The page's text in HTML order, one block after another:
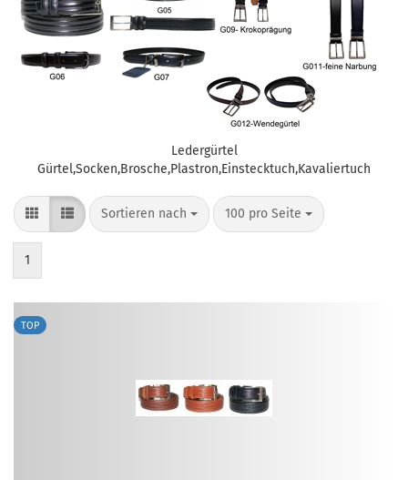
Ledergürtel
Gürtel,Socken,Brosche,Plastron,Einstecktuch,Kavaliertuch
Sortieren nach
Sortieren nach 100 pro Seite
pro Seite
1
TOP